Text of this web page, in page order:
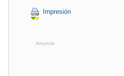
Impresión
Anuncio